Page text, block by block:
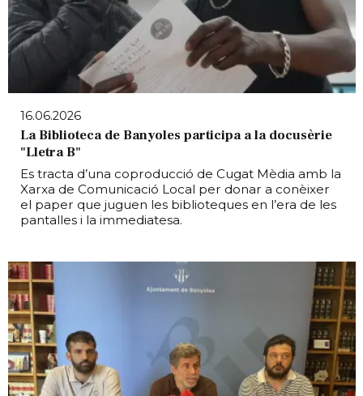
16.06.2026
La Biblioteca de Banyoles participa a la docusèrie
"Lletra B"
Es tracta d’una coproducció de Cugat Mèdia amb la
Xarxa de Comunicació Local per donar a conèixer
el paper que juguen les biblioteques en l’era de les
pantalles i la immediatesa.